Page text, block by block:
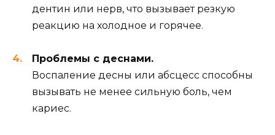
дентин или нерв, что вызывает резкую
реакцию на холодное и горячее.
Проблемы с деснами.
Воспаление десны или абсцесс способны
вызывать не менее сильную боль, чем
кариес.